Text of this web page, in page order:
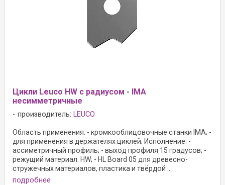
Цикли Leuco HW с радиусом - IMA
несимметричные
производитель: LEUCO
Область применения: - кромкооблицовочные станки IMA; -
для применения в держателях циклей; Исполнение: -
ассиметричный профиль; - выход профиля 15 градусов; -
режущий материал: HW; - HL Board 05 для древесно-
стружечных материалов, пластика и твёрдой ...
подробнее